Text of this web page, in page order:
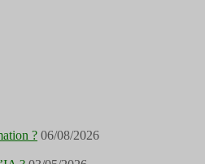
? 06/08/2026